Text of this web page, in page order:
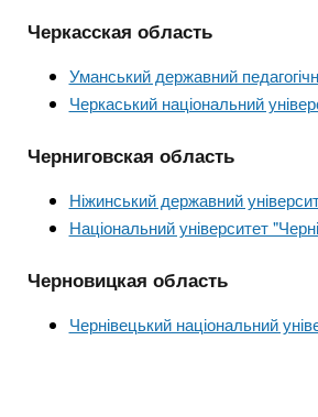
Черкасская область
Уманський державний
Черкаський національний
Черниговская область
Ніжинський державний
Національний університет
Черновицкая область
Чернівецький національний